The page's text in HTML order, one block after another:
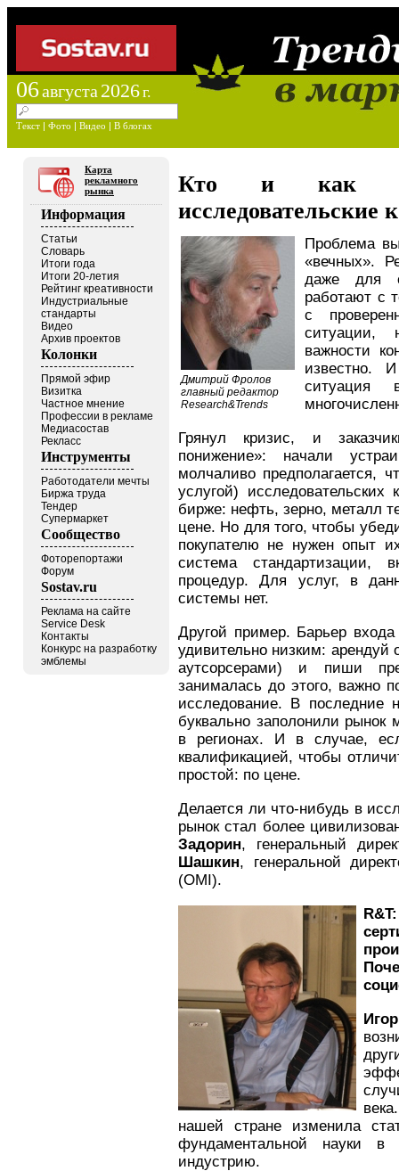
06августа 2026г.
Текст | Фото | Видео | В блогах
Карта
рекламного
рынка
Информация
Статьи
Словарь
Итоги года
Итоги 20-летия
Рейтинг креативности
Индустриальные
стандарты
Видео
Архив проектов
Колонки
Прямой эфир
Визитка
Частное мнение
Профессии в рекламе
Медиасостав
Рекласс
Инструменты
Работодатели мечты
Биржа труда
Тендер
Супермаркет
Сообщество
Фоторепортажи
Форум
Sostav.ru
Реклама на сайте
Service Desk
Контакты
Конкурс на разработку
эмблемы
Кто и как
исследовательские
Дмитрий Фролов
главный редактор
Research&Trends
Проблема
«вечных».
даже для
работают с
с
ситуации,
важности
известно.
ситуация
Грянул кризис, и
понижение»: начали
молчаливо предполагается,
услугой)
бирже: нефть, зерно, металл
цене. Но для того, чтобы
покупателю не нужен опыт
система
процедур. Для услуг, в
системы нет.
Другой пример. Барьер
удивительно низким:
аутсорсерами) и пиши
занималась до этого, важно
исследование. В последние
буквально заполонили рынок
в регионах. И в случае,
квалификацией, чтобы
простой: по цене.
Делается ли что-нибудь в
рынок стал более
Задорин, генеральный
Шашкин, генеральной
(OMI).
R&
нашей стране изменила
фундаментальной науки
индустрию.